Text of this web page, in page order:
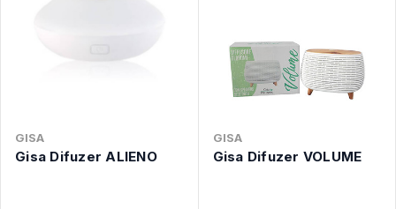
GISA
Gisa Difuzer ALIENO
GISA
Gisa Difuzer VOLUME